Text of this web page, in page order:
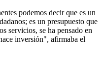
podemos decir que es un
es un presupuesto que
servicios, se ha pensado en
inversión", afirmaba el